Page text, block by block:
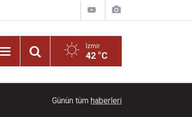
İzmir
42 °C
Teröre 40 yılda 2,3 trilyon dolar harcandı
Günün tüm haberleri